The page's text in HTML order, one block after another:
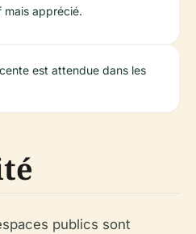
mais apprécié.
est attendue dans les
publics sont